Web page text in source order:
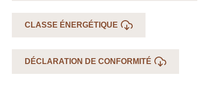
CLASSE ÉNERGÉTIQUE
DÉCLARATION DE CONFORMITÉ